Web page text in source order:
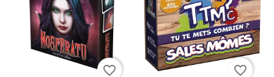
favorite_border favorite_border